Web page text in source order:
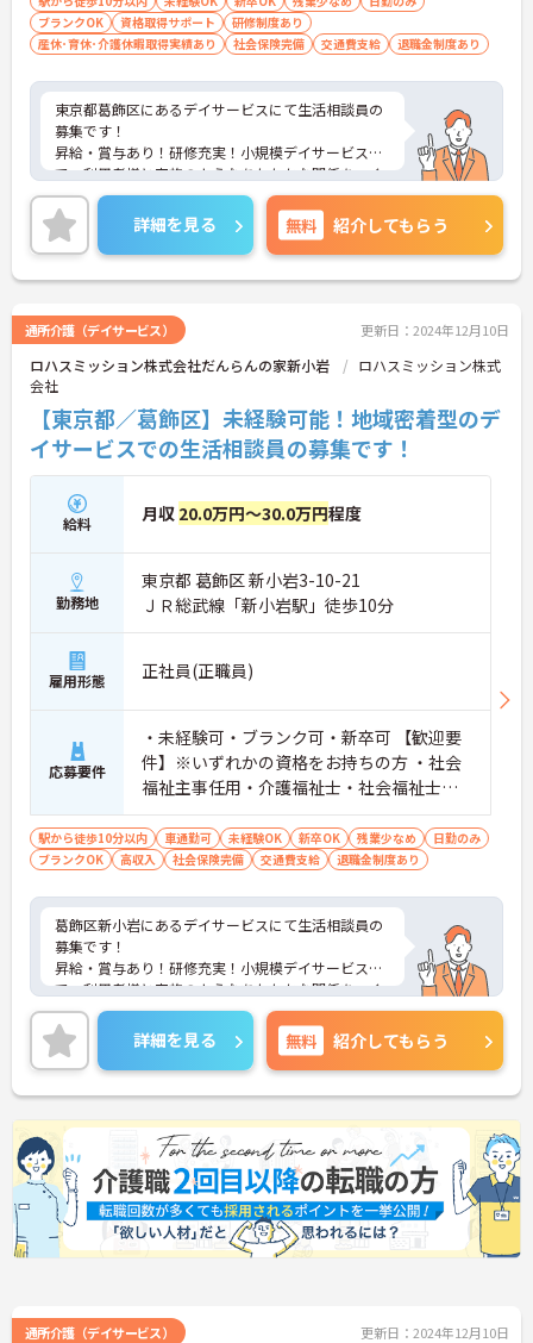
ブランクOK
資格取得サポート
研修制度あり
産休･育休･介護休暇取得実績あり
社会保険完備 交通費支給 退職金制度あり
東京都葛飾区にあるデイサービスにて生活相談員の
募集です！
昇給・賞与あり！研修充実！小規模デイサービス
で、利用者様と家族のようなあたたかな関係をつく
っていきませんか？
昇給や賞与、季節の休暇など、長く安定して働きや
すい環境を整えています。また、利用者様の負担の
軽減やスタッフの意欲向上のため研修制度に力を入
れていますので、未経験の方、資格をお持ちでない
の方には生活相談員や管理者など、それぞれに合っ
たお仕事をご用意しています。
詳細が気になられる方は、お気軽にお問い合わせ下
さい。
詳細を見る 無料 紹介してもらう
通所介護（デイサービス） 更新日：2024年12月10日
ロハスミッション株式会社だんらんの家新小岩
ロハスミッション株式
会社
【東京都／葛飾区】未経験可能！地域密着型のデ
イサービスでの生活相談員の募集です！
給料 月収 20.0万円～30.0万円程度
勤務地
東京都 葛飾区 新小岩3-10-21
ＪＲ総武線「新小岩駅」徒歩10分
雇用形態 正社員(正職員)
応募要件
・未経験可・ブランク可・新卒可 【歓迎要
件】※いずれかの資格をお持ちの方 ・社会
福祉主事任用・介護福祉士・社会福祉士・
普通自動車免許
駅から徒歩10分以内 車通勤可 未経験OK 新卒OK 残業少なめ
日勤のみ
ブランクOK
高収入 社会保険完備 交通費支給 退職金制度あり
葛飾区新小岩にあるデイサービスにて生活相談員の
募集です！
昇給・賞与あり！研修充実！小規模デイサービス
で、利用者様と家族のようなあたたかな関係をつく
っていきませんか？
昇給や賞与、季節の休暇など、長く安定して働きや
すい環境を整えています。また、利用者様の負担の
軽減やスタッフの意欲向上のため研修制度に力を入
れていますので、未経験の方、資格をお持ちでない
方もご安心ください。もちろん、国家資格をお持ち
の方には生活相談員や管理者など、それぞれに合っ
たお仕事をご用意しています。
詳細が気になられる方は、お気軽にお問い合わせ下
さい。
詳細を見る 無料 紹介してもらう
通所介護（デイサービス） 更新日：2024年12月10日